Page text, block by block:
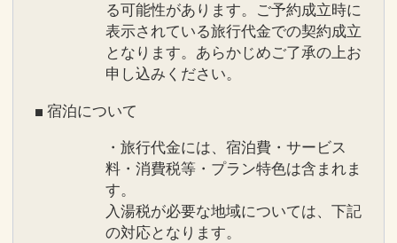
る可能性があります。ご予約成立時に
表示されている旅行代金での契約成立
となります。あらかじめご了承の上お
申し込みください。
■ 宿泊について
・旅行代金には、宿泊費・サービス
料・消費税等・プラン特色は含まれま
す。
入湯税が必要な地域については、下記
の対応となります。